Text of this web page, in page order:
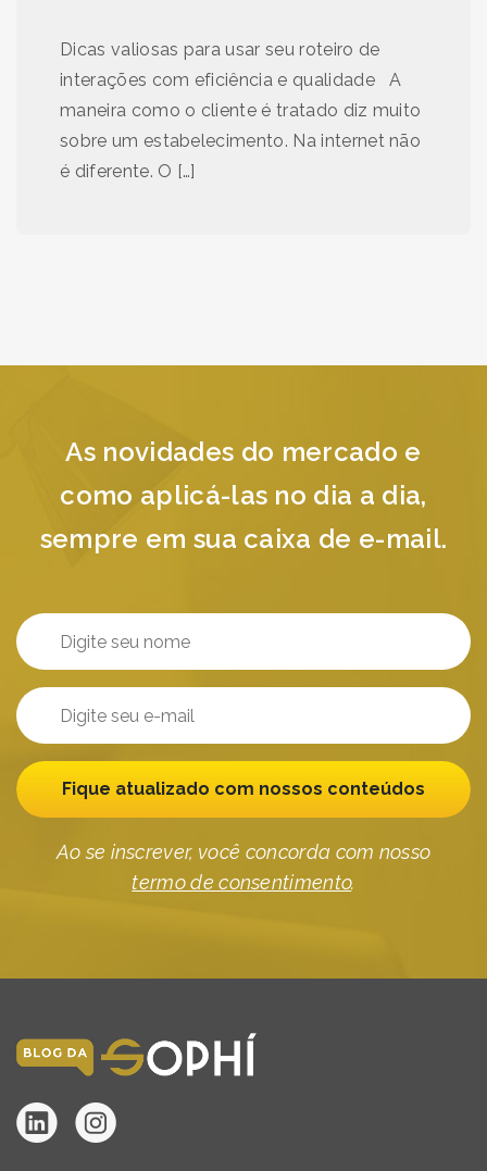
Dicas valiosas para usar seu roteiro de
interações com eficiência e qualidade A
maneira como o cliente é tratado diz muito
sobre um estabelecimento. Na internet não
é diferente. O […]
As novidades do mercado e
como aplicá-las no dia a dia,
sempre em sua caixa de e-mail.
Fique atualizado com nossos conteúdos
Ao se inscrever, você concorda com nosso
termo de consentimento.